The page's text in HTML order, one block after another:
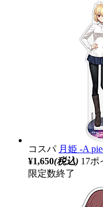
コスパ 月姫 -A
¥1,650(税込) 17ポ
限定数終了